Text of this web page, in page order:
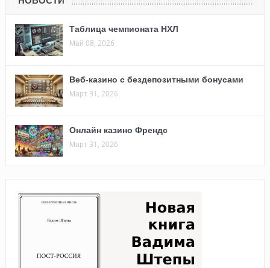
Таблица чемпионата НХЛ
Май 08, 2026
Веб-казино с бездепозитными бонусами
Март 31, 2026
Онлайн казино Френдс
Март 31, 2026